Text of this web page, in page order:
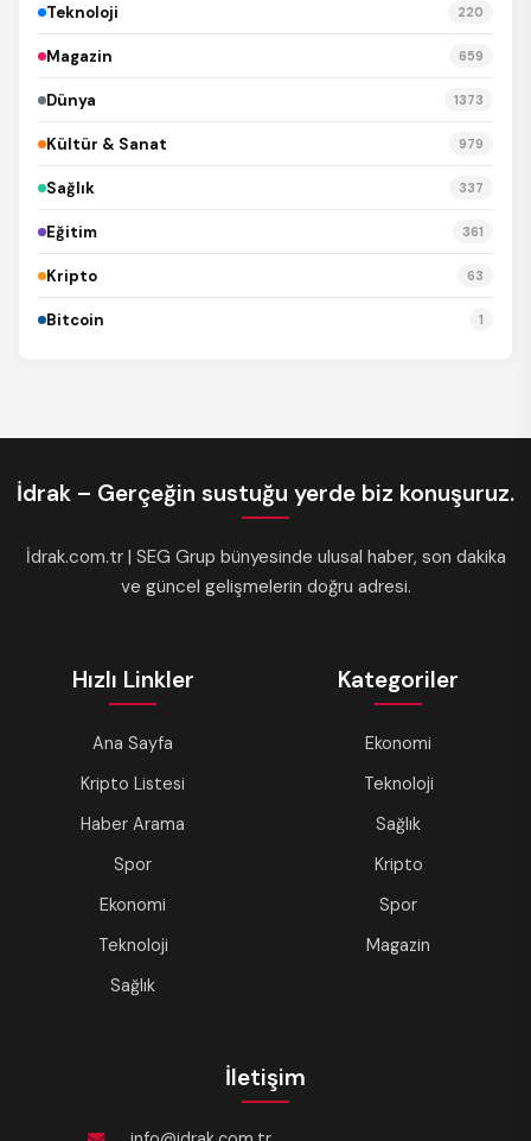
Teknoloji 220
Magazin 659
Dünya 1373
Kültür & Sanat 979
Sağlık 337
Eğitim 361
Kripto 63
Bitcoin 1
İdrak – Gerçeğin sustuğu yerde biz konuşuruz.
İdrak.com.tr | SEG Grup bünyesinde ulusal haber, son dakika
ve güncel gelişmelerin doğru adresi.
Hızlı Linkler
Ana Sayfa
Kripto Listesi
Haber Arama
Spor
Ekonomi
Teknoloji
Sağlık
Kategoriler
Ekonomi
Teknoloji
Sağlık
Kripto
Spor
Magazin
İletişim